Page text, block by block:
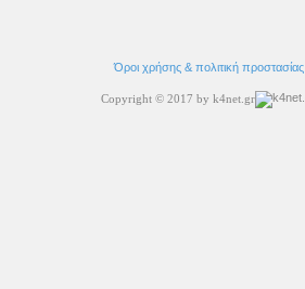
Όροι χρήσης & πολιτική προστασίας
Copyright © 2017 by k4net.gr